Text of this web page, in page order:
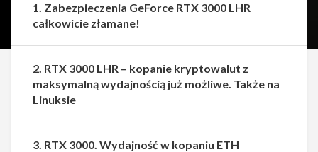
1. Zabezpieczenia GeForce RTX 3000 LHR
całkowicie złamane!
2. RTX 3000 LHR – kopanie kryptowalut z
maksymalną wydajnością już możliwe. Także na
Linuksie
3. RTX 3000. Wydajność w kopaniu ETH